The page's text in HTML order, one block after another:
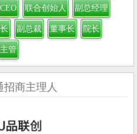
CEO 联合创始人 副总经理
副总裁 董事长 院长
主管
招商主理人